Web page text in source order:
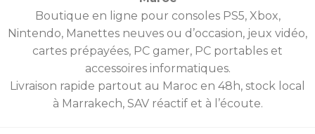
expérience correcte, mais les options de milieu et
haut de gamme sont plus robustes et offrent une
meilleure qualité sonore. Comparez toujours
plusieurs modèles avant d’effectuer la transaction
finale.
Les Meilleures Marques de Casques Gamer au
Boutique en ligne pour consoles PS5, Xbox,
Nintendo, Manettes neuves ou d’occasion, jeux vidéo,
cartes prépayées, PC gamer, PC portables et
accessoires informatiques.
Livraison rapide partout au Maroc en 48h, stock local
à Marrakech, SAV réactif et à l’écoute.